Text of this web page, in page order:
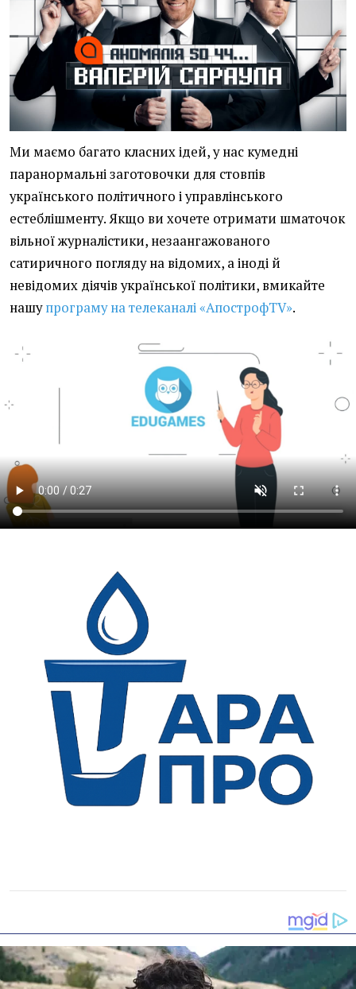
Ми маємо багато класних ідей, у нас кумедні
паранормальні заготовочки для стовпів
українського політичного і управлінського
естеблішменту. Якщо ви хочете отримати шматочок
вільної журналістики, незаангажованого
сатиричного погляду на відомих, а іноді й
невідомих діячів української політики, вмикайте
нашупрограму на телеканалі «АпострофTV».